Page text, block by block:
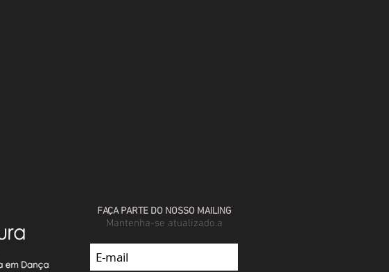
FAÇA PARTE DO NOSSO MAILING
Mantenha-se atualizado.a